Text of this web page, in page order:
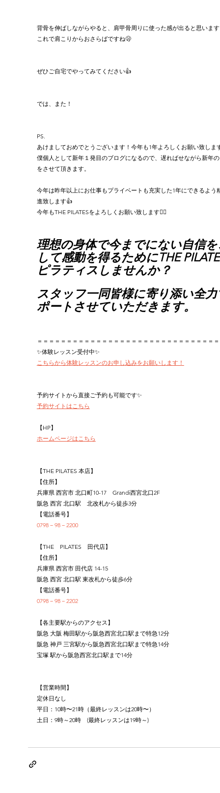
背骨を伸ばしながらやると、肩甲骨周りに使った感が出ると思いま
これで肩こりからおさらばですね🫢
ぜひご自宅でやってみてください👍
では、また！
PS.
あけましておめでとうございます！今年も1年よろしくお願い致しま
僕個人として新年１発目のブログになるので、遅ればせながら新年
をさせて頂きます。
今年は昨年以上にお仕事もプライベートも充実した1年にできるよう
進致します👍
今年もTHE PILATESをよろしくお願い致します🙇‍♂️
理想の身体で今までにない自信
して感動を得るためにTHE
ピラティスしませんか？
スタッフ一同皆様に寄り添い全
ポートさせていただきます。
＝＝＝＝＝＝＝＝＝＝＝＝＝＝＝＝＝＝＝＝＝＝＝＝＝＝＝＝＝＝
✨体験レッスン受付中✨
こちらから体験レッスンのお申し込みをお願いします！
予約サイトから直接ご予約も可能です✨
予約サイトはこちら
【HP】
ホームページはこちら
【THE PILATES 本店】
【住所】
兵庫県 西宮市 北口町10-17　Grandi西宮北口2F
阪急 西宮 北口駅　北改札から徒歩3分
【電話番号】
0798－98－2200
【THE　PILATES　田代店】
【住所】
兵庫県 西宮市 田代店 14-15
阪急 西宮 北口駅 東改札から徒歩6分
【電話番号】
0798－98－2202
【各主要駅からのアクセス】
阪急 大阪 梅田駅から阪急西宮北口駅まで特急12分
阪急 神戸 三宮駅から阪急西宮北口駅まで特急14分
宝塚 駅から阪急西宮北口駅まで14分
【営業時間】
定休日なし
平日：10時〜21時（最終レッスンは20時〜）
土日：9時～20時　(最終レッスンは19時～)